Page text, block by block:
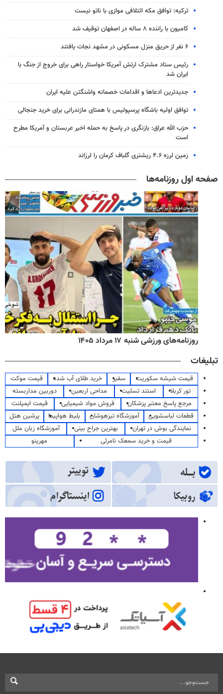
ترکیه: توافق مکه ائتلافی موازی با ناتو نیست
کامیون با راننده ۸ ساله در اصفهان توقیف شد
۶ نفر از حریق منزل مسکونی در مشهد نجات یافتند
رئیس ستاد مشترک ارتش آمریکا خواستار راهی برای خروج از جنگ با
ایران شد
جدیدترین ادعاها و اقدامات خصمانه واشنگتن علیه ایران
توافق اولیه باشگاه پرسپولیس با همتای مازندرانی برای خرید جنجالی
حزب الله عراق: بازنگری در پاسخ به حمله اخیر عربستان و آمریکا مطرح
است
زمین لرزه ۴.۶ ریشتری گلباف کرمان را لرزاند
صفحه اول روزنامه‌ها
روزنامه‌های ورزشی شنبه ۱۷ مرداد ۱۴۰۵
تبلیغات
قیمت شیشه سکوریت سفیر خرید طلای آب شده
قیمت موکت
تور کربلا
استند تسلیت مداحی اربعین
دوربین مداربسته
مرجع پاسخ معتبر پزشکان
فروش مواد شیمیایی
قیمت ایمپلنت
قطعات لباسشویی
آموزشگاه تیزهوشان بلیط هواپیما
پرشین هتل
نمایندگی بوش در تهران
بهترین جراح بینی
آموزشگاه زبان ملل
قیمت و خرید سمعک نامرئی
مهرینو